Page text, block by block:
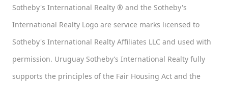
Sotheby's International Realty ® and the Sotheby's
International Realty Logo are service marks licensed to
Sotheby's International Realty Affiliates LLC and used with
permission. Uruguay Sotheby’s International Realty fully
supports the principles of the Fair Housing Act and the